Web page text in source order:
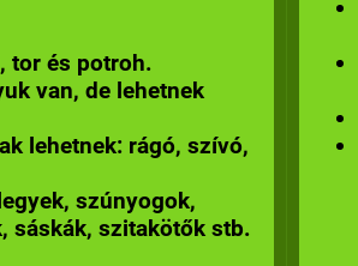
tor és potroh.
van, de lehetnek
lehetnek: rágó, szívó,
szúnyogok,
sáskák, szitakötők stb.